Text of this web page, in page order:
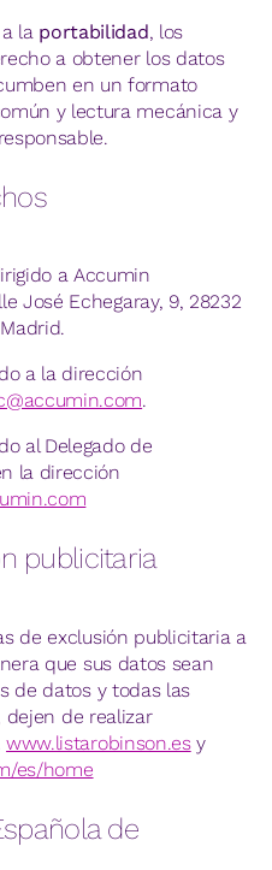
la portabilidad, los
a obtener los datos
en un formato
y lectura mecánica y
a Accumin
José Echegaray, 9, 28232
a la dirección
.
al Delegado de
la dirección
publicitaria
de exclusión publicitaria a
que sus datos sean
de datos y todas las
dejen de realizar
www.listarobinson.esy
es/home
de